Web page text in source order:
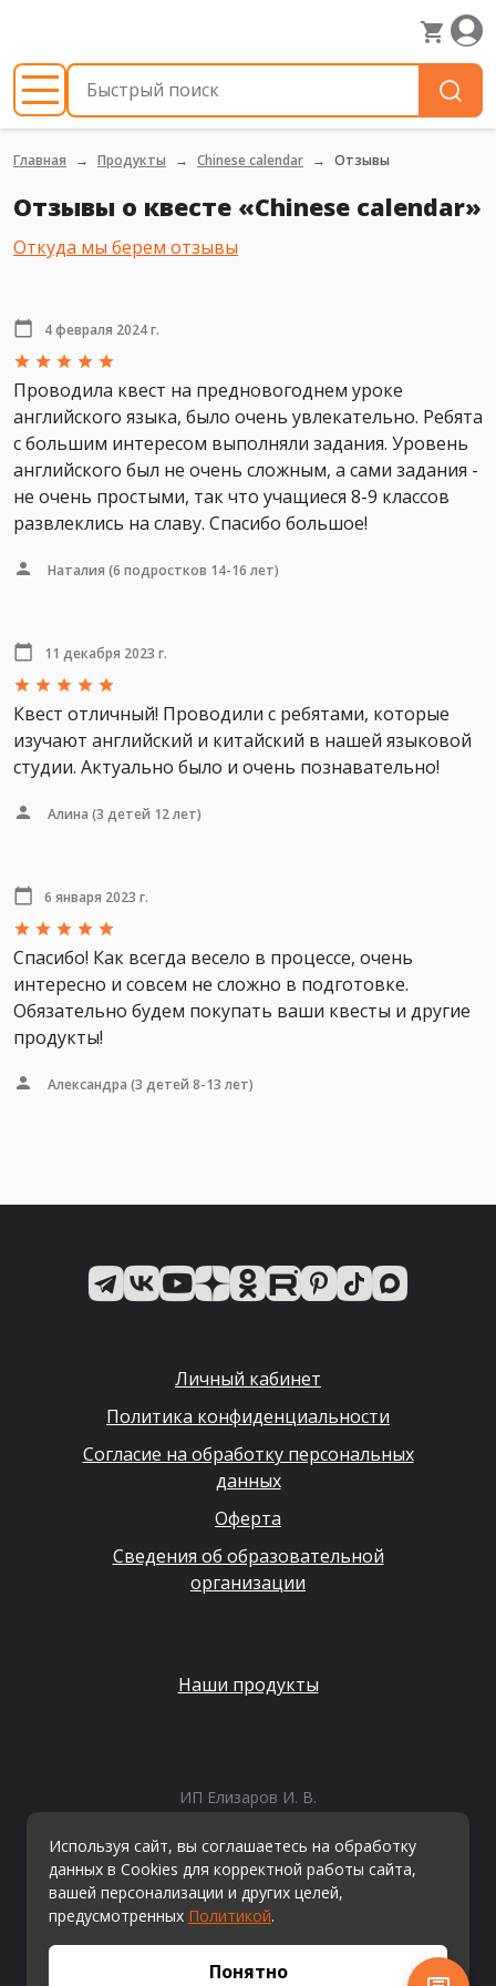
Главная Продукты Chinese calendar Отзывы
Отзывы о квесте «Chinese calendar»
Откуда мы берем отзывы
4 февраля 2024 г.
Проводила квест на предновогоднем уроке
английского языка, было очень увлекательно. Ребята
с большим интересом выполняли задания. Уровень
английского был не очень сложным, а сами задания -
не очень простыми, так что учащиеся 8-9 классов
развлеклись на славу. Спасибо большое!
Наталия (6 подростков 14-16 лет)
11 декабря 2023 г.
Квест отличный! Проводили с ребятами, которые
изучают английский и китайский в нашей языковой
студии. Актуально было и очень познавательно!
Алина (3 детей 12 лет)
6 января 2023 г.
Спасибо! Как всегда весело в процессе, очень
интересно и совсем не сложно в подготовке.
Обязательно будем покупать ваши квесты и другие
продукты!
Александра (3 детей 8-13 лет)
Личный кабинет
Политика конфиденциальности
Согласие на обработку персональных
данных
Оферта
Сведения об образовательной
организации
Наши продукты
ИП Елизаров И. В.
ОГРНИП: 315665800057162
Эл. почта:info@kvestiks.ru
Используя сайт, вы соглашаетесь на обработку
данных в Cookies для корректной работы сайта,
вашей персонализации и других целей,
предусмотренных Политикой.
Понятно